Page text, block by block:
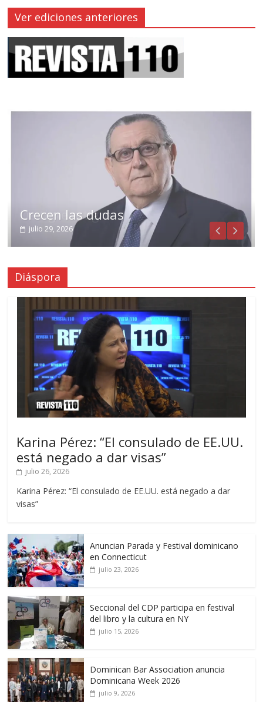
Ver ediciones anteriores
Crecen las dudas
julio 29, 2026
Diáspora
Karina Pérez: “El consulado de EE.UU.
está negado a dar visas”
julio 26, 2026
Karina Pérez: “El consulado de EE.UU. está negado a dar
visas”
Anuncian Parada y Festival dominicano
en Connecticut
julio 23, 2026
Seccional del CDP participa en festival
del libro y la cultura en NY
julio 15, 2026
Dominican Bar Association anuncia
Dominicana Week 2026
julio 9, 2026